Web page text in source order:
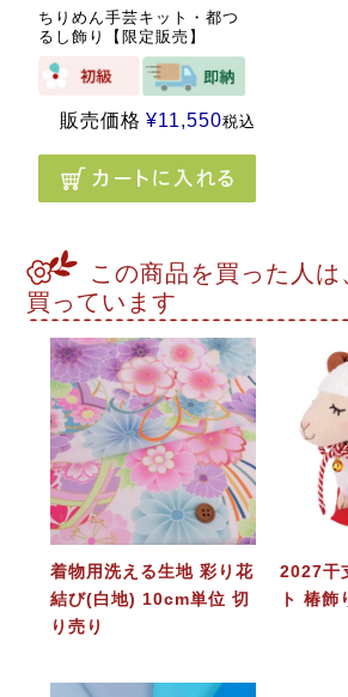
ちりめん手芸キット・都つ
るし飾り【限定販売】
販売価格 ¥11,550税込
この商品を買った人は
買っています
着物用洗える生地 彩り花
結び(白地) 10cm単位 切
り売り
2027干
ト 椿飾